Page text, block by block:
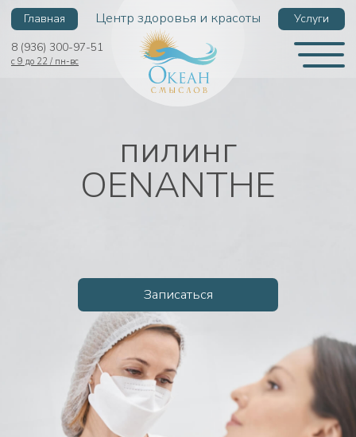
Центр здоровья и красоты Услуги
Главная
с 9 до 22 / пн-вс
8 (936) 300-97-51